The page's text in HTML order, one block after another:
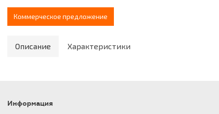
Коммерческое предложение
Описание Характеристики
Информация